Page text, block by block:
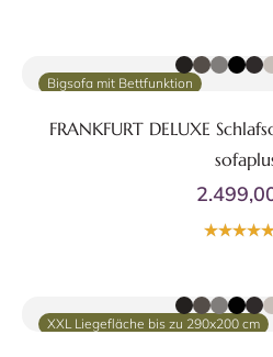
Bigsofa mit Bettfunktion
FRANKFURT DELUXE
XXL Liegefläche bis zu 290x200 cm